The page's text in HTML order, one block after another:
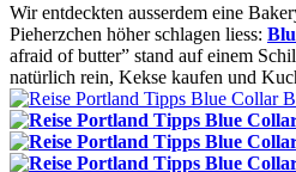
Wir entdeckten ausserdem eine
Pieherzchen höher schlagen liess:
afraid of butter” stand auf einem
natürlich rein, Kekse kaufen und